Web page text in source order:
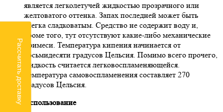
является легколетучей жидкостью прозрачного или
желтоватого оттенка. Запах последней может быть
слегка сладковатым. Средство не содержит воду и,
кроме того, тут отсутствуют какие-либо механические
примеси. Температура кипения начинается от
восьмидесяти градусов Цельсия. Помимо всего прочего,
жидкость считается легковоспламеняющейся.
Температура самовоспламенения составляет 270
градусов Цельсия.
Использование
Рассчитать доставку